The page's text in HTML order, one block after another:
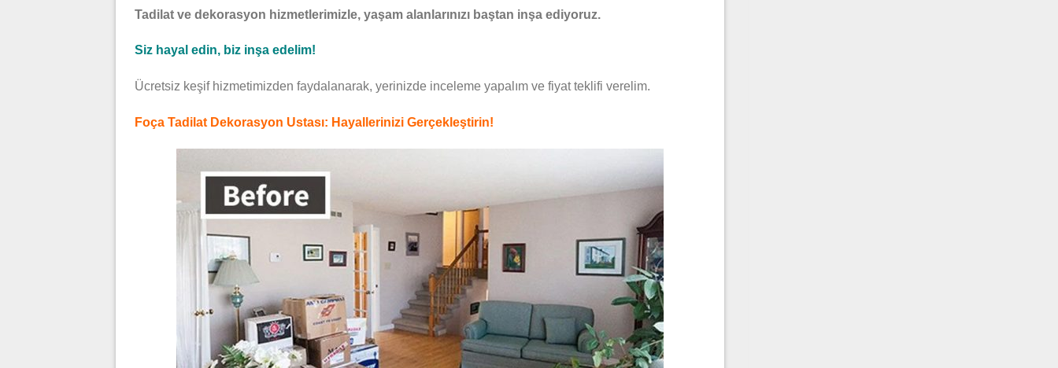
Tadilat ve dekorasyon hizmetlerimizle, yaşam alanlarınızı baştan inşa ediyoruz.
Siz hayal edin, biz inşa edelim!
Ücretsiz keşif hizmetimizden faydalanarak, yerinizde inceleme yapalım ve fiyat teklifi verelim.
Foça Tadilat Dekorasyon Ustası: Hayallerinizi Gerçekleştirin!